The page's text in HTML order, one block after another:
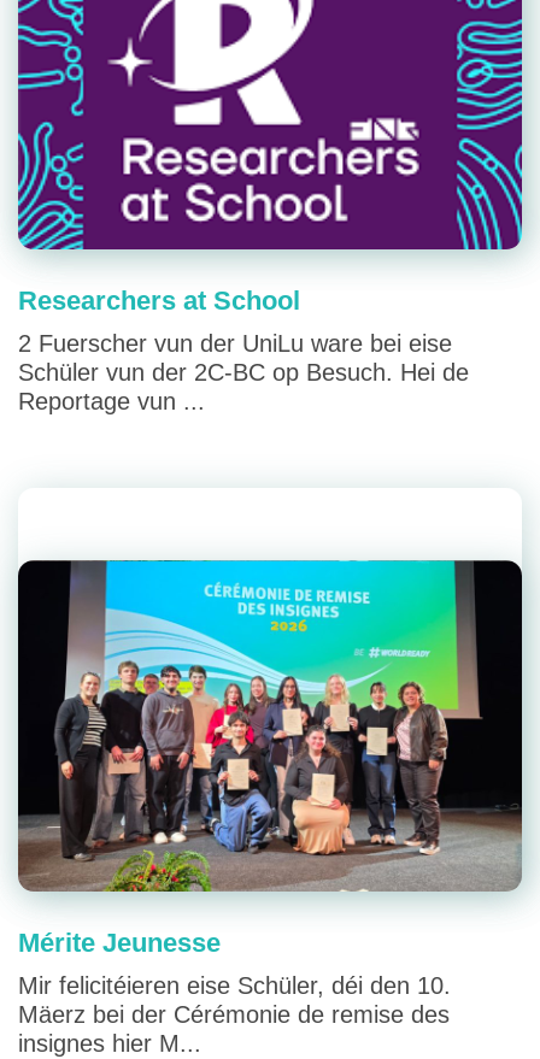
Researchers at School
2 Fuerscher vun der UniLu ware bei eise
Schüler vun der 2C-BC op Besuch. Hei de
Reportage vun ...
Mérite Jeunesse
Mir felicitéieren eise Schüler, déi den 10.
Mäerz bei der Cérémonie de remise des
insignes hier M...